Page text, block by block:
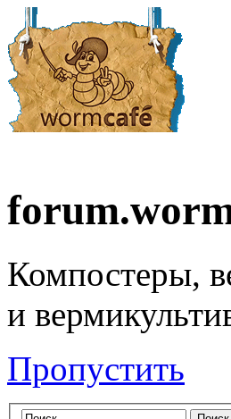
Компостеры,
и
Пропустить